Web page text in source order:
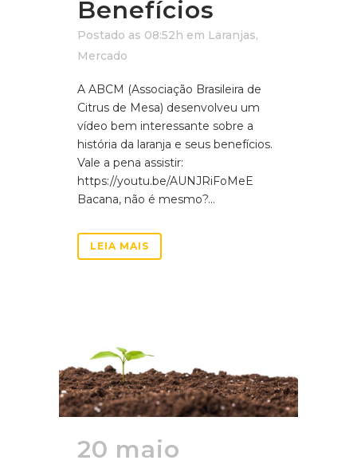
Benefícios
Postado as 08:52h em Laranjas,
Mercado
A ABCM (Associação Brasileira de
Citrus de Mesa) desenvolveu um
vídeo bem interessante sobre a
história da laranja e seus benefícios.
Vale a pena assistir:
https://youtu.be/AUNJRiFoMeE
Bacana, não é mesmo?...
LEIA MAIS
20 maio